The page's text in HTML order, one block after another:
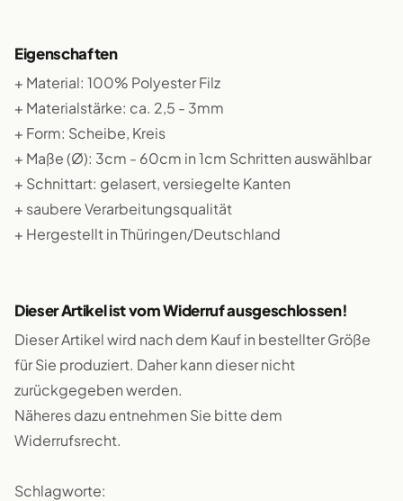
Eigenschaften
+ Material: 100% Polyester Filz
+ Materialstärke: ca. 2,5 - 3mm
+ Form: Scheibe, Kreis
+ Maße (Ø): 3cm - 60cm in 1cm Schritten auswählbar
+ Schnittart: gelasert, versiegelte Kanten
+ saubere Verarbeitungsqualität
+ Hergestellt in Thüringen/Deutschland
Dieser Artikel ist vom Widerruf ausgeschlossen!
Dieser Artikel wird nach dem Kauf in bestellter Größe
für Sie produziert. Daher kann dieser nicht
zurückgegeben werden.
Näheres dazu entnehmen Sie bitte dem
Widerrufsrecht.
Schlagworte: